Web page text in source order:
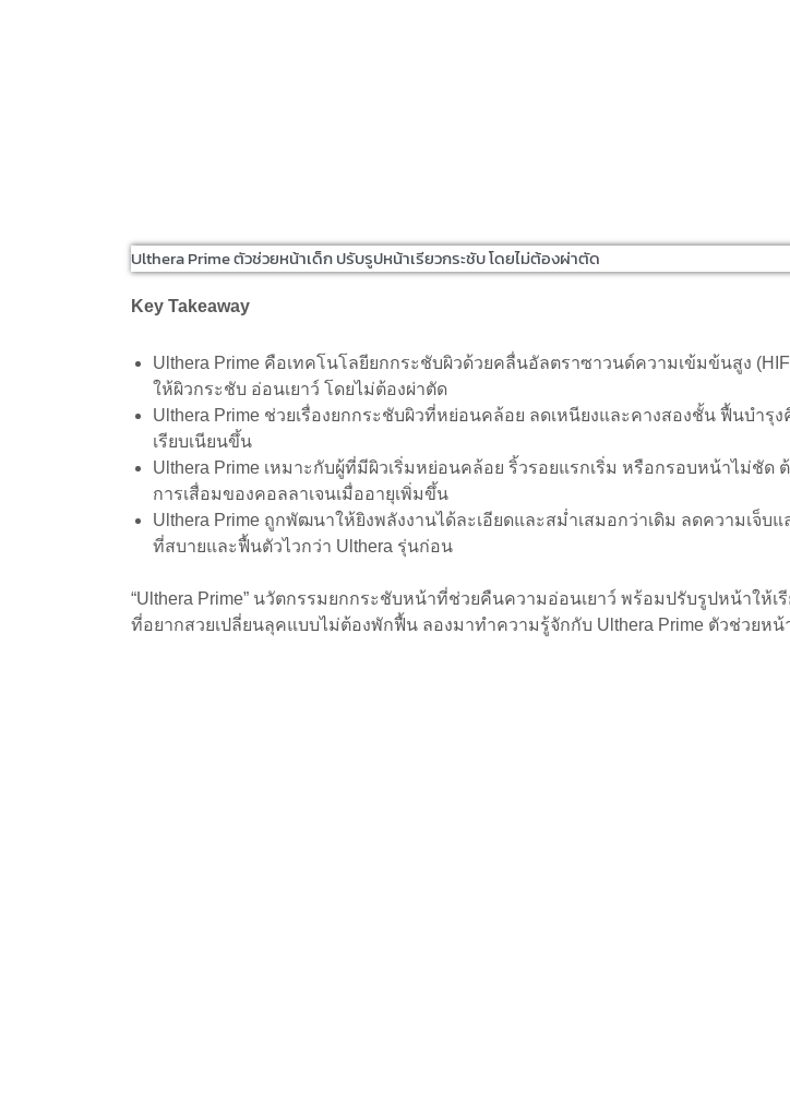
Ulthera Prime ตัวช่วยหน้าเด็ก ปรับรูปหน้าเรียวกระชับ โดยไม่ต้องผ่าตัด​
Key Takeaway
Ulthera Prime คือเทคโนโลยียกกระชับผิวด้วยคลื่นอัลตราซาวนด์ความเข้มข้นสูง
ให้ผิวกระชับ อ่อนเยาว์ โดยไม่ต้องผ่าตัด
Ulthera Prime ช่วยเรื่องยกกระชับผิวที่หย่อนคล้อย ลดเหนียงและคางสองชั้น ฟื้นบำ
เรียบเนียนขึ้น
Ulthera Prime เหมาะกับผู้ที่มีผิวเริ่มหย่อนคล้อย ริ้วรอยแรกเริ่ม หรือกรอบหน้าไม่ชั
การเสื่อมของคอลลาเจนเมื่ออายุเพิ่มขึ้น
Ulthera Prime ถูกพัฒนาให้ยิงพลังงานได้ละเอียดและสม่ำเสมอกว่าเดิม ลดความเ
ที่สบายและฟื้นตัวไวกว่า Ulthera รุ่นก่อน
“Ulthera Prime” นวัตกรรมยกกระชับหน้าที่ช่วยคืนความอ่อนเยาว์ พร้อมปรับรูปหน้าให้
ที่อยากสวยเปลี่ยนลุคแบบไม่ต้องพักฟื้น ลองมาทำความรู้จักกับ Ulthera Prime ตัวช่วยหน้